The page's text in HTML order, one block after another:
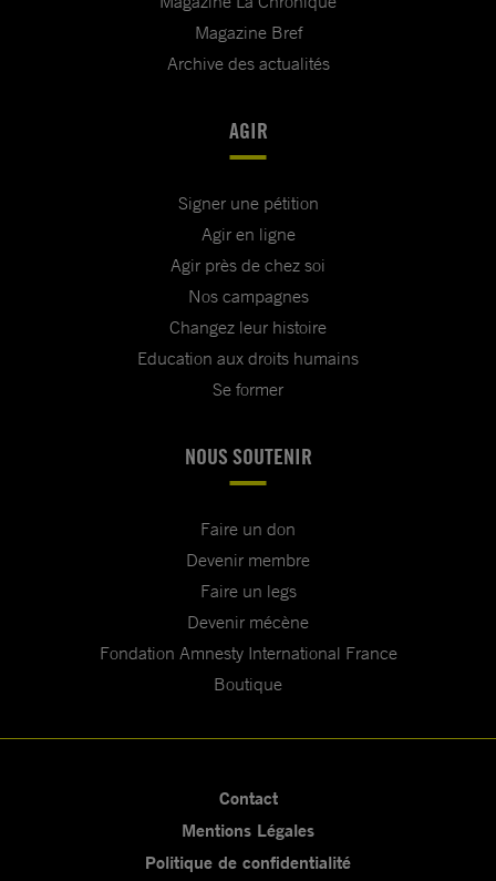
Magazine Bref
Archive des actualités
AGIR
Signer une pétition
Agir en ligne
Agir près de chez soi
Nos campagnes
Changez leur histoire
Education aux droits humains
Se former
NOUS SOUTENIR
Faire un don
Devenir membre
Faire un legs
Devenir mécène
Fondation Amnesty International France
Boutique
Contact
Mentions Légales
Politique de confidentialité